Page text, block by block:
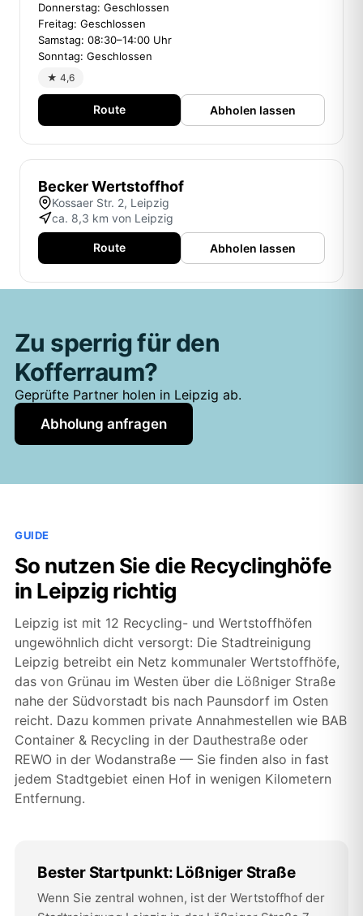
Donnerstag: Geschlossen
Freitag: Geschlossen
Samstag: 08:30–14:00 Uhr
Sonntag: Geschlossen
★ 4,6
Route Abholen lassen
Becker Wertstoffhof
Kossaer Str. 2, Leipzig
ca. 8,3 km von Leipzig
Route Abholen lassen
Zu sperrig für den
Kofferraum?
Geprüfte Partner holen in Leipzig ab.
Abholung anfragen
GUIDE
So nutzen Sie die Recyclinghöfe
in Leipzig richtig
Leipzig ist mit 12 Recycling- und Wertstoffhöfen
ungewöhnlich dicht versorgt: Die Stadtreinigung
Leipzig betreibt ein Netz kommunaler Wertstoffhöfe,
das von Grünau im Westen über die Lößniger Straße
nahe der Südvorstadt bis nach Paunsdorf im Osten
reicht. Dazu kommen private Annahmestellen wie BAB
Container & Recycling in der Dauthestraße oder
REWO in der Wodanstraße — Sie finden also in fast
jedem Stadtgebiet einen Hof in wenigen Kilometern
Entfernung.
Bester Startpunkt: Lößniger Straße
Wenn Sie zentral wohnen, ist der Wertstoffhof der